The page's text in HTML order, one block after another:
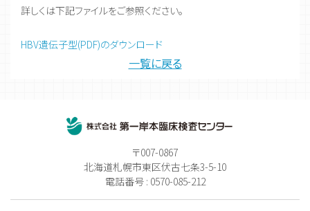
詳しくは下記ファイルをご参照ください。
HBV遺伝子型(PDF)のダウンロード
一覧に戻る
〒007-0867
北海道札幌市東区伏古七条3-5-10
電話番号 : 0570-085-212